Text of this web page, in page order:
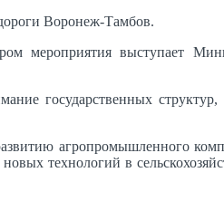
Воронеж-Тамбов.
мероприятия выступает
государственных
агропромышленного
технологий в